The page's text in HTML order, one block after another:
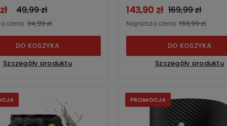
49,99 zł
cena: 34,99 zł
DO KOSZYKA
Szczegóły produktu
143,90 zł 169,99 zł
Najniższa cena: 159,99 zł
DO KOSZYKA
Szczegóły produktu
PROMOCJA